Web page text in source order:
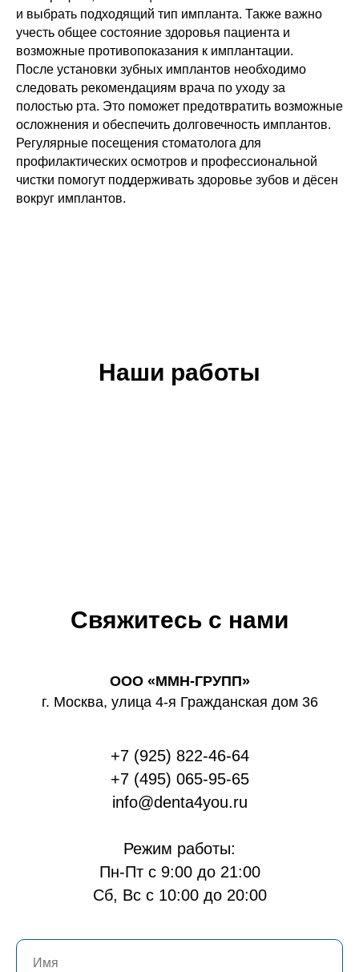
и выбрать подходящий тип импланта. Также важно
учесть общее состояние здоровья пациента и
возможные противопоказания к имплантации.
После установки зубных имплантов необходимо
следовать рекомендациям врача по уходу за
полостью рта. Это поможет предотвратить возможные
осложнения и обеспечить долговечность имплантов.
Регулярные посещения стоматолога для
профилактических осмотров и профессиональной
чистки помогут поддерживать здоровье зубов и дёсен
вокруг имплантов.
Наши работы
Свяжитесь с нами
ООО «ММН-ГРУПП»
г. Москва, улица 4-я Гражданская дом 36
+7 (925) 822-46-64
+7 (495) 065-95-65
info@denta4you.ru
Режим работы:
Пн-Пт с 9:00 до 21:00
Сб, Вс с 10:00 до 20:00